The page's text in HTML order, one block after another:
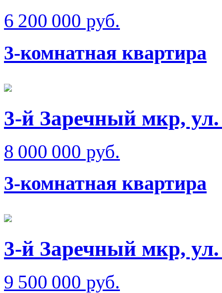
6 200 000 руб.
3-комнатная квартира
3-й Заречный мкр,
8 000 000 руб.
3-комнатная квартира
3-й Заречный мкр,
9 500 000 руб.